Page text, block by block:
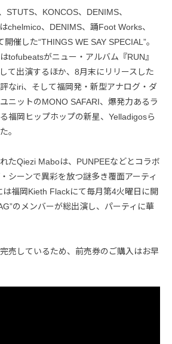
STUTS、KONCOS、DENIMS、
chelmico、DENIMS、踊Foot Works、
催した“THINGS WE SAY SPECIAL”。
tofubeatsがニュー・アルバム『RUN』
て出演するほか、8月末にリリースした
なiri、そして福岡発・新型アナログ・ダ
ニットのMONO SAFARI、爆発力あるラ
福岡ヒップホップの新星、Yelladigosら
。
たQiezi Maboは、PUNPEEなどとコラボ
シーンで異彩を放つ謎多き覆面アーティ
福岡Kieth Flackにて毎月第4火曜日に開
のメンバーが総出演し、パーティに華
売しているため、前売券のご購入はお早